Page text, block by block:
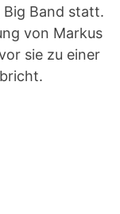
Band statt.
von Markus
sie zu einer